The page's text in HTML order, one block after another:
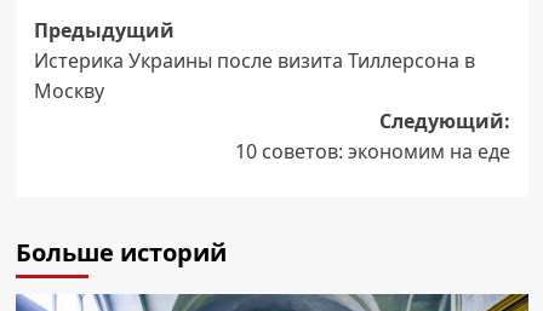
Навигация
записи
Предыдущий
Истерика Украины после визита Тиллерсона в
Москву
Следующий:
10 советов: экономим на еде
Больше историй